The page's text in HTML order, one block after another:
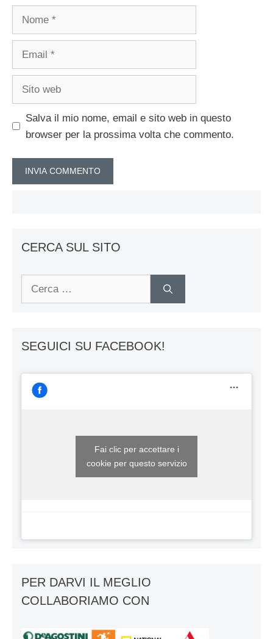
Salva il mio nome, email e sito web in questo
browser per la prossima volta che commento.
CERCA SUL SITO
Ricerca
SEGUICI SU FACEBOOK!
Fai clic per accettare i
cookie per questo servizio
PER DARVI IL MEGLIO
COLLABORIAMO CON